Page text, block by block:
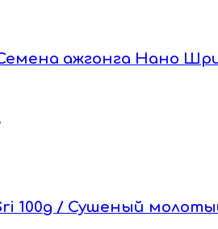
ажгонга Нано Шри
100g / Сушеный